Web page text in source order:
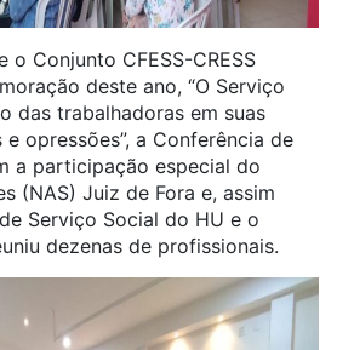
o Conjunto CFESS-CRESS
deste ano, “O Serviço
das trabalhadoras em suas
opressões”, a Conferência de
a participação especial do
(NAS) Juiz de Fora e, assim
Serviço Social do HU e o
dezenas de profissionais.